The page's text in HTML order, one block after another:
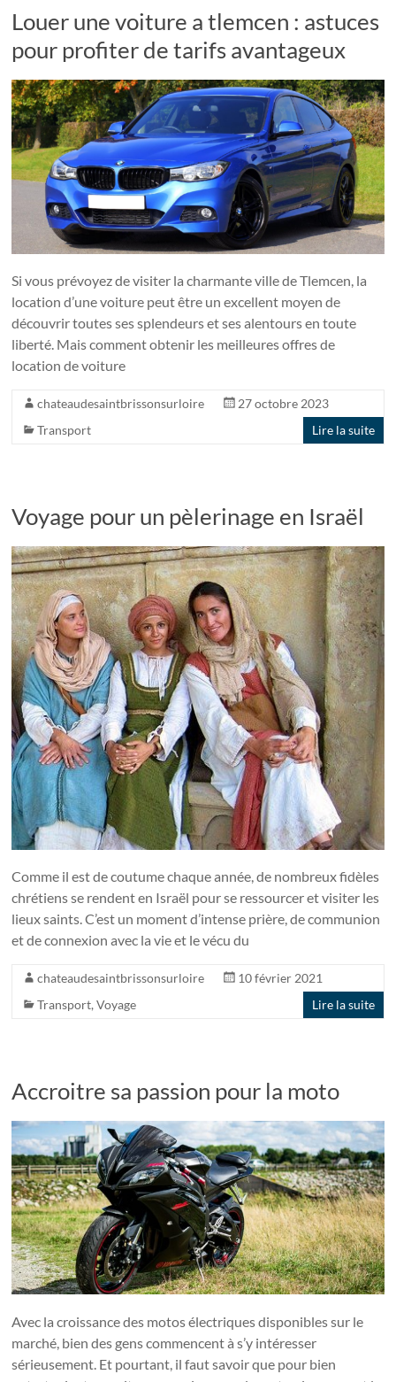
Louer une voiture a tlemcen : astuces
pour profiter de tarifs avantageux
Si vous prévoyez de visiter la charmante ville de Tlemcen, la
location d’une voiture peut être un excellent moyen de
découvrir toutes ses splendeurs et ses alentours en toute
liberté. Mais comment obtenir les meilleures offres de
location de voiture
chateaudesaintbrissonsurloire
27 octobre 2023
Transport
Lire la suite
Voyage pour un pèlerinage en Israël
Comme il est de coutume chaque année, de nombreux fidèles
chrétiens se rendent en Israël pour se ressourcer et visiter les
lieux saints. C’est un moment d’intense prière, de communion
et de connexion avec la vie et le vécu du
chateaudesaintbrissonsurloire
10 février 2021
Transport,Voyage Lire la suite
Accroitre sa passion pour la moto
Avec la croissance des motos électriques disponibles sur le
marché, bien des gens commencent à s’y intéresser
sérieusement. Et pourtant, il faut savoir que pour bien